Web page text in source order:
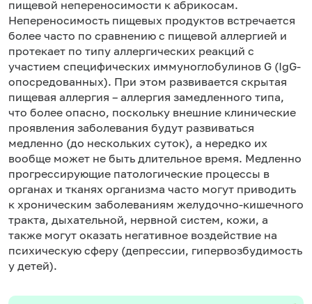
пищевой непереносимости к абрикосам.
Непереносимость пищевых продуктов встречается
более часто по сравнению с пищевой аллергией и
протекает по типу аллергических реакций с
участием специфических иммуноглобулинов G (IgG-
опосредованных). При этом развивается скрытая
пищевая аллергия – аллергия замедленного типа,
что более опасно, поскольку внешние клинические
проявления заболевания будут развиваться
медленно (до нескольких суток), а нередко их
вообще может не быть длительное время. Медленно
прогрессирующие патологические процессы в
органах и тканях организма часто могут приводить
к хроническим заболеваниям желудочно-кишечного
тракта, дыхательной, нервной систем, кожи, а
также могут оказать негативное воздействие на
психическую сферу (депрессии, гипервозбудимость
у детей).